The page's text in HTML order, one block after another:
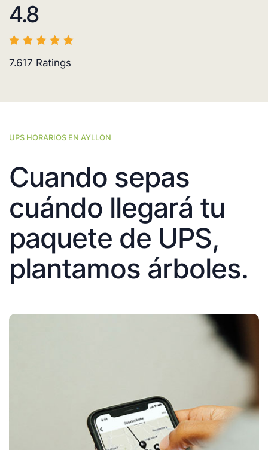
4.8
7.617 Ratings
UPS HORARIOS EN AYLLON
Cuando sepas
cuándo llegará tu
paquete de UPS,
plantamos árboles.